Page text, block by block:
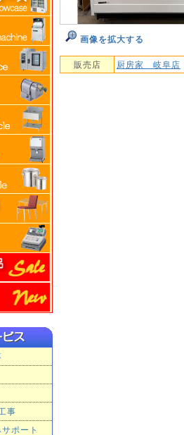
事
ポート
画像を拡大する
販売店 厨房家 岐阜店